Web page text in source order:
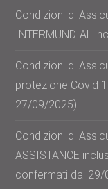
Condizioni di
INTERMUNDIAL
Condizioni di
protezione Covid
27/09/2025)
Condizioni di
ASSISTANCE
confermati dal